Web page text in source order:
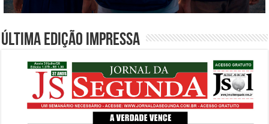
Última edição impressa